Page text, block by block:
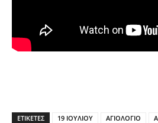
ΕΤΙΚΕΤΕΣ 19 ΙΟΥΛΙΟΥ ΑΓΙΟΛΟΓΙΟ